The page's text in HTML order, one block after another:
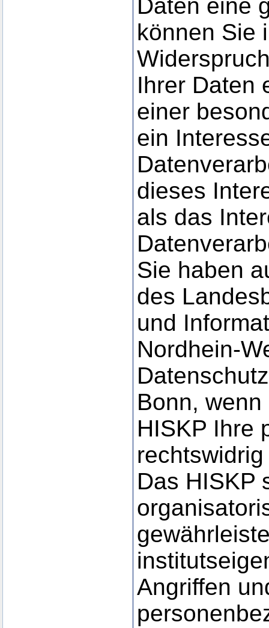
Daten eine
können Sie
Ihrer Daten
einer
ein
dieses
als das
Sie haben
des
und
Nordhein-
Bonn,
HISKP Ihre
Das HISKP
Angriffen